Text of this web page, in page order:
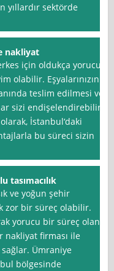
yıllardır sektörde
nakliyat
için oldukça yorucu
olabilir. Eşyalarınızın
teslim edilmesi ve
sizi endişelendirebilir.
İstanbul‘daki
bu süreci sizin
tasımacılık
ve yoğun şehir
zor bir süreç olabilir.
yorucu bir süreç olan
nakliyat firması ile
sağlar. Ümraniye
bölgesinde